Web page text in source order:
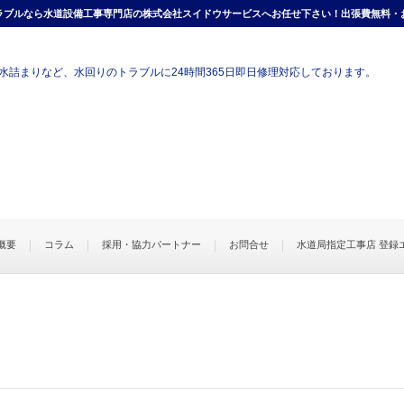
ブルなら水道設備工事専門店の株式会社スイドウサービスへお任せ下さい！出張費無料・
詰まりなど、水回りのトラブルに24時間365日即日修理対応しております。
要 コラム 採用・協力パートナー お問合せ 水道局指定工事店 登録